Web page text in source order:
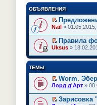
ОБЪЯВЛЕНИЯ
П
р
е
й
т
и
п
е
р
о
м
Nail »
П
р
т
и
к
п
е
Правила
Uksus »
ТЕМЫ
П
е
р
е
Worm.
Лорд д'Арт »
Зарисовка